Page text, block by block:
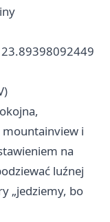
i
na
luźnej
„jedziemy, bo